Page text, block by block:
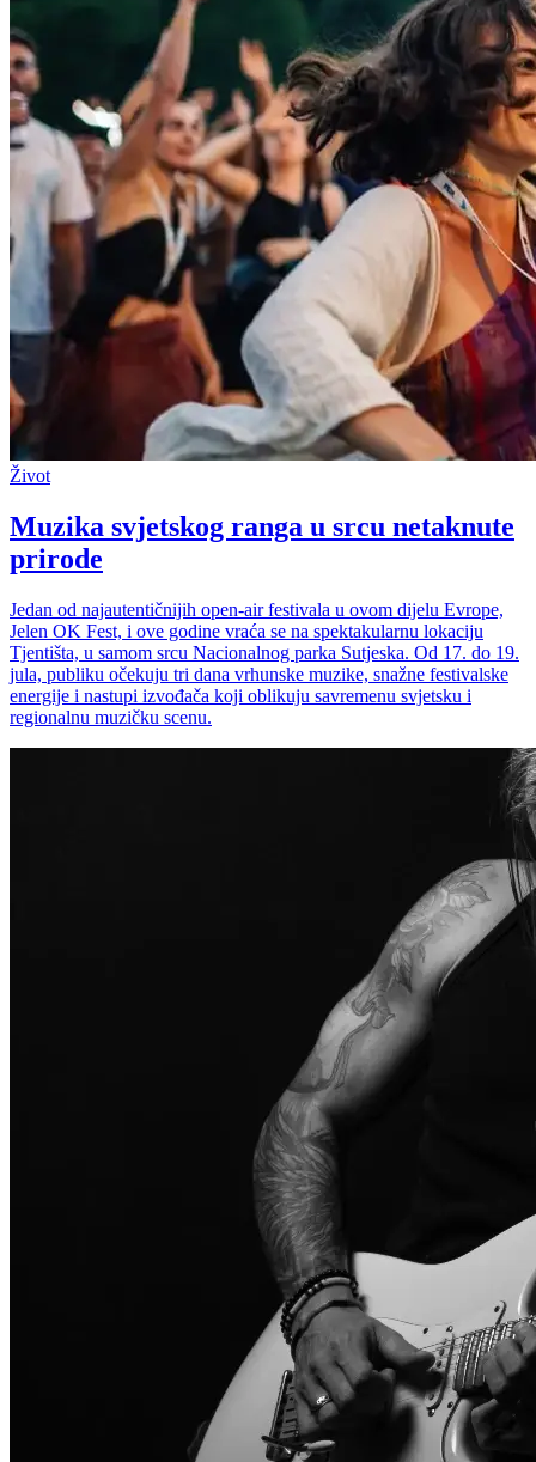
Život
Muzika svjetskog ranga u srcu netaknute
prirode
Jedan od najautentičnijih open-air festivala u ovom dijelu Evrope,
Jelen OK Fest, i ove godine vraća se na spektakularnu lokaciju
Tjentišta, u samom srcu Nacionalnog parka Sutjeska. Od 17. do 19.
jula, publiku očekuju tri dana vrhunske muzike, snažne festivalske
energije i nastupi izvođača koji oblikuju savremenu svjetsku i
regionalnu muzičku scenu.